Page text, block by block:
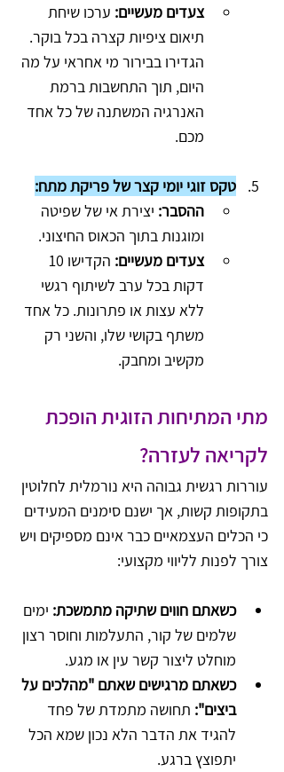
צעדים מעשיים: ערכו שיחת
תיאום ציפיות קצרה בכל בוקר.
הגדירו בבירור מי אחראי על מה
היום, תוך התחשבות ברמת
האנרגיה המשתנה של כל אחד
מכם.
טקס זוגי יומי קצר של פריקת מתח:
ההסבר: יצירת אי של שפיטה
ומוגנות בתוך הכאוס החיצוני.
צעדים מעשיים:
דקות בכל ערב לשיתוף רגשי
ללא עצות או פתרונות. כל אחד
משתף בקושי שלו, והשני רק
מקשיב ומחבק.
מתי המתיחות הזוגית הופכת
לקריאה לעזרה?
עוררות רגשית גבוהה היא נורמלית לחלוטין
בתקופות קשות, אך ישנם סימנים המעידים
כי הכלים העצמאיים כבר אינם מספיקים ויש
צורך לפנות לליווי מקצועי:
כשאתם חווים שתיקה מתמשכת: ימים
שלמים של קור, התעלמות וחוסר רצון
מוחלט ליצור קשר עין או מגע.
כשאתם מרגישים שאתם "מהלכים על
ביצים": תחושה מתמדת של פחד
להגיד את הדבר הלא נכון שמא הכל
יתפוצץ ברגע.